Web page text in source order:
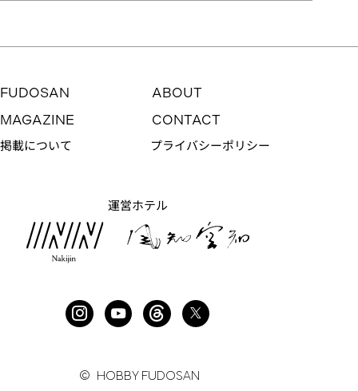
最上階角部屋のうれしい副産物
FUDOSAN
ABOUT
MAGAZINE
CONTACT
掲載について プライバシーポリシー
運営ホテル
© HOBBY FUDOSAN